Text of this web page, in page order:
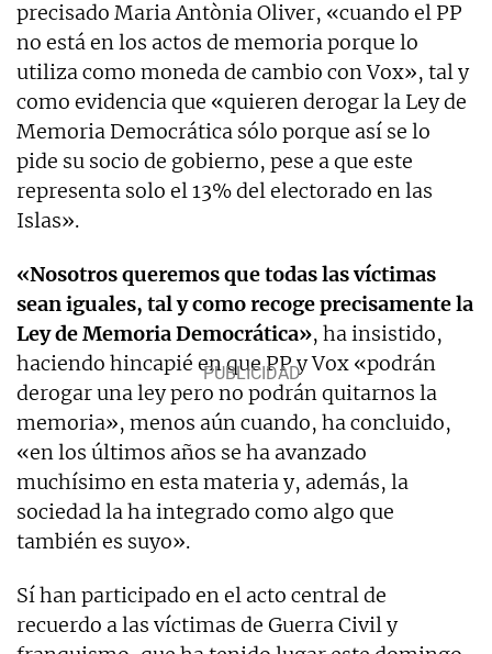
precisado Maria Antònia Oliver, «cuando el PP
no está en los actos de memoria porque lo
utiliza como moneda de cambio con Vox», tal y
como evidencia que «quieren derogar la Ley de
Memoria Democrática sólo porque así se lo
pide su socio de gobierno, pese a que este
representa solo el 13% del electorado en las
Islas».
«Nosotros queremos que todas las víctimas
sean iguales, tal y como recoge precisamente la
Ley de Memoria Democrática», ha insistido,
haciendo hincapié en que PP y Vox «podrán
derogar una ley pero no podrán quitarnos la
memoria», menos aún cuando, ha concluido,
«en los últimos años se ha avanzado
muchísimo en esta materia y, además, la
sociedad la ha integrado como algo que
también es suyo».
Sí han participado en el acto central de
recuerdo a las víctimas de Guerra Civil y